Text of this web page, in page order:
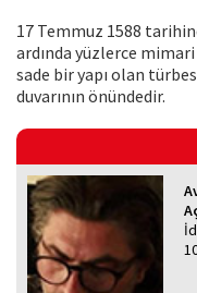
17 Temmuz 1588
ardında yüzlerce mimari
sade bir yapı olan
duvarının önündedir.